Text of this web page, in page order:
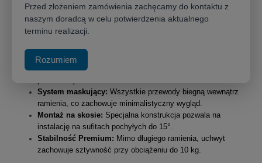
regulacja teleskopowa umożliwia precyzyjne ustalenie wysokości
rzutnika, co eliminuje konieczność nadmiernej korekcji cyfrowej
obrazu.
Dlaczego warto wybrać model Spider Small 4060?
Regulacja teleskopowa:
System maskujący: Wszystkie przewody biegną wewnątrz
ramienia, co zachowuje minimalistyczny wygląd.
Montaż na skosie: Specjalna konstrukcja pozwala na
instalację na sufitach pochyłych do 15°.
Stabilność Premium: Mimo długiego ramienia, uchwyt
zachowuje sztywność przy obciążeniu do 10 kg.
Przed złożeniem zamówienia zachęcamy do kontaktu z
naszym doradcą w celu potwierdzenia aktualnego
terminu realizacji.
Rozumiem